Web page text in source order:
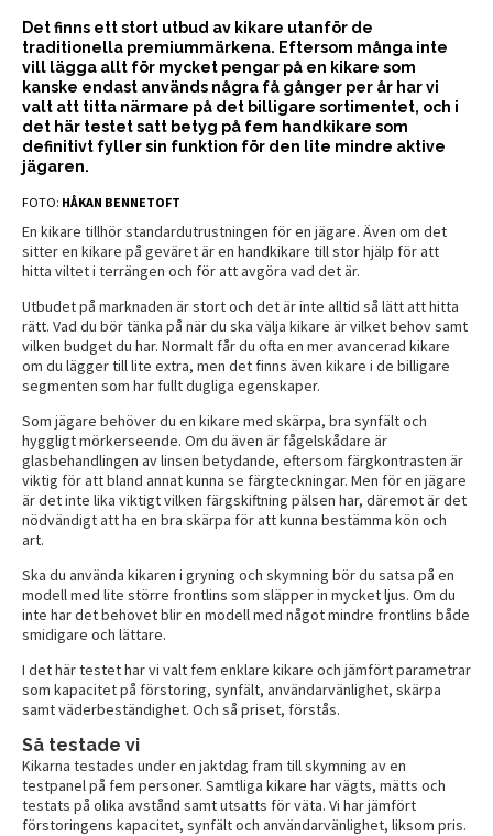
FOTO: HÅKAN BENNETOFT
Det finns ett stort utbud av kikare utanför de
traditionella premiummärkena. Eftersom många inte
vill lägga allt för mycket pengar på en kikare som
kanske endast används några få gånger per år har vi
valt att titta närmare på det billigare sortimentet, och i
det här testet satt betyg på fem handkikare som
definitivt fyller sin funktion för den lite mindre aktive
jägaren.
En kikare tillhör standardutrustningen för en jägare. Även om det
sitter en kikare på geväret är en handkikare till stor hjälp för att
hitta viltet i terrängen och för att avgöra vad det är.
Utbudet på marknaden är stort och det är inte alltid så lätt att hitta
rätt. Vad du bör tänka på när du ska välja kikare är vilket behov samt
vilken budget du har. Normalt får du ofta en mer avancerad kikare
om du lägger till lite extra, men det finns även kikare i de billigare
segmenten som har fullt dugliga egenskaper.
Som jägare behöver du en kikare med skärpa, bra synfält och
hyggligt mörkerseende. Om du även är fågelskådare är
glasbehandlingen av linsen betydande, eftersom färgkontrasten är
viktig för att bland annat kunna se färgteckningar. Men för en jägare
är det inte lika viktigt vilken färgskiftning pälsen har, däremot är det
nödvändigt att ha en bra skärpa för att kunna bestämma kön och
art.
Ska du använda kikaren i gryning och skymning bör du satsa på en
modell med lite större frontlins som släpper in mycket ljus. Om du
inte har det behovet blir en modell med något mindre frontlins både
smidigare och lättare.
I det här testet har vi valt fem enklare kikare och jämfört parametrar
som kapacitet på förstoring, synfält, användarvänlighet, skärpa
samt väderbeständighet. Och så priset, förstås.
Så testade vi
Kikarna testades under en jaktdag fram till skymning av en
testpanel på fem personer. Samtliga kikare har vägts, mätts och
testats på olika avstånd samt utsatts för väta. Vi har jämfört
förstoringens kapacitet, synfält och användarvänlighet, liksom pris.